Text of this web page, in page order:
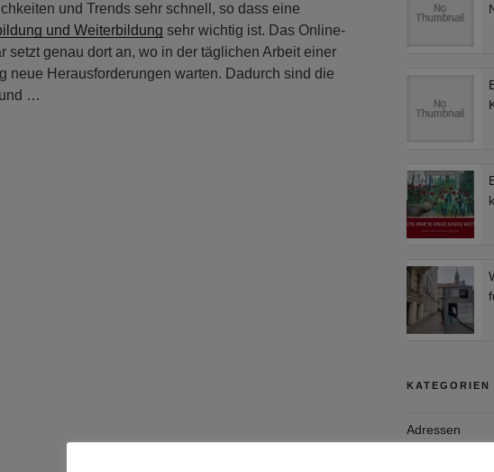
und Trends sehr schnell, so dass eine
und Weiterbildung sehr wichtig ist. Das Online-
setzt genau dort an, wo in der täglichen Arbeit einer
neue Herausforderungen warten. Dadurch sind die
…
KATEGORIEN
Adressen